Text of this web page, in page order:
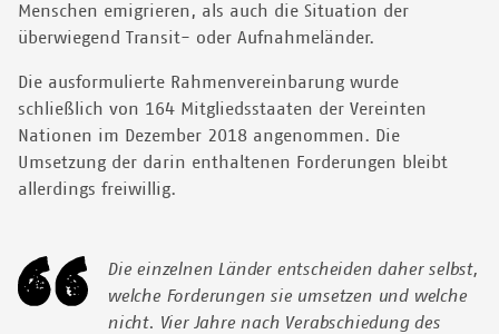
Menschen emigrieren, als auch die Situation der
überwiegend Transit- oder Aufnahmeländer.
Die ausformulierte Rahmenvereinbarung wurde
schließlich von 164 Mitgliedsstaaten der Vereinten
Nationen im Dezember 2018 angenommen. Die
Umsetzung der darin enthaltenen Forderungen bleibt
allerdings freiwillig.
Die einzelnen Länder entscheiden daher selbst,
welche Forderungen sie umsetzen und welche
nicht. Vier Jahre nach Verabschiedung des